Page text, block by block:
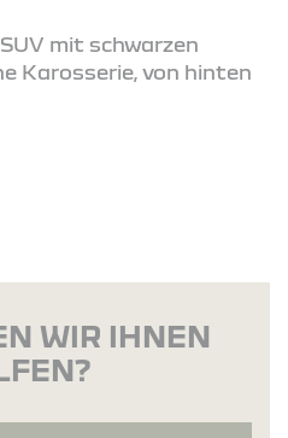
WIR IHNEN